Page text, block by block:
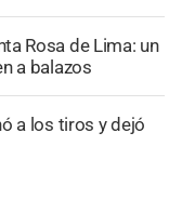
Rosa de Lima: un
a balazos
a los tiros y dejó